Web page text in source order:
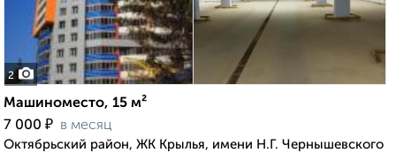
2
Машиноместо, 15 м²
7 000 ₽ в месяц
Октябрьский район, ЖК Крылья, имени Н.Г. Чернышевского